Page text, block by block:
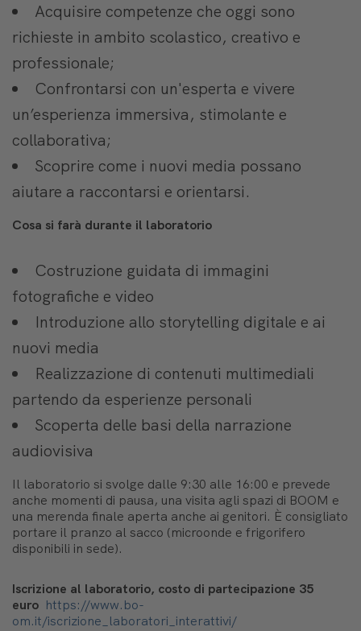
Acquisire competenze che oggi sono
richieste in ambito scolastico, creativo e
professionale;
Confrontarsi con un'esperta e vivere
un’esperienza immersiva, stimolante e
collaborativa;
Scoprire come i nuovi media possano
aiutare a raccontarsi e orientarsi.
Cosa si farà durante il laboratorio
Costruzione guidata di immagini
fotografiche e video
Introduzione allo storytelling digitale e ai
nuovi media
Realizzazione di contenuti multimediali
partendo da esperienze personali
Scoperta delle basi della narrazione
audiovisiva
Il laboratorio si svolge dalle 9:30 alle 16:00 e prevede
anche momenti di pausa, una visita agli spazi di BOOM e
una merenda finale aperta anche ai genitori. È consigliato
portare il pranzo al sacco (microonde e frigorifero
disponibili in sede).
Iscrizione al laboratorio, costo di partecipazione 35
euro https://www.bo-
om.it/iscrizione_laboratori_interattivi/